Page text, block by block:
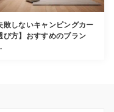
敗しないキャンピングカー
び方】おすすめのブラン